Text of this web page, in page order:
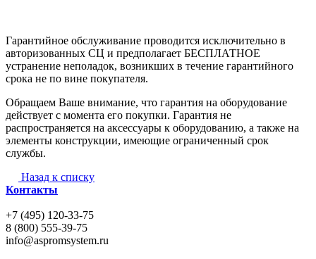
Гарантийное обслуживание проводится исключительно в
авторизованных СЦ и предполагает БЕСПЛАТНОЕ
устранение неполадок, возникших в течение гарантийного
срока не по вине покупателя.
Обращаем Ваше внимание, что гарантия на оборудование
действует с момента его покупки. Гарантия не
распространяется на аксессуары к оборудованию, а также на
элементы конструкции, имеющие ограниченный срок
службы.
Назад к списку
Контакты
+7 (495) 120-33-75
8 (800) 555-39-75
info@aspromsystem.ru